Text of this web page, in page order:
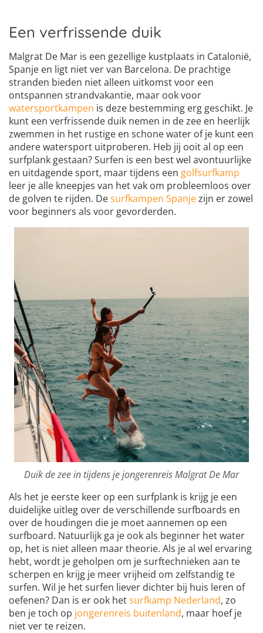
Een verfrissende duik
Malgrat De Mar is een gezellige kustplaats in Catalonië,
Spanje en ligt niet ver van Barcelona. De prachtige
stranden bieden niet alleen uitkomst voor een
ontspannen strandvakantie, maar ook voor
watersportkampen is deze bestemming erg geschikt. Je
kunt een verfrissende duik nemen in de zee en heerlijk
zwemmen in het rustige en schone water of je kunt een
andere watersport uitproberen. Heb jij ooit al op een
surfplank gestaan? Surfen is een best wel avontuurlijke
en uitdagende sport, maar tijdens een golfsurfkamp
leer je alle kneepjes van het vak om probleemloos over
de golven te rijden. Desurfkampen Spanjezijn er zowel
voor beginners als voor gevorderden.
Duik de zee in tijdens je jongerenreis Malgrat De Mar
Als het je eerste keer op een surfplank is krijg je een
duidelijke uitleg over de verschillende surfboards en
over de houdingen die je moet aannemen op een
surfboard. Natuurlijk ga je ook als beginner het water
op, het is niet alleen maar theorie. Als je al wel ervaring
hebt, wordt je geholpen om je surftechnieken aan te
scherpen en krijg je meer vrijheid om zelfstandig te
surfen. Wil je het surfen liever dichter bij huis leren of
oefenen? Dan is er ook hetsurfkamp Nederland, zo
ben je toch op jongerenreis buitenland, maar hoef je
niet ver te reizen.